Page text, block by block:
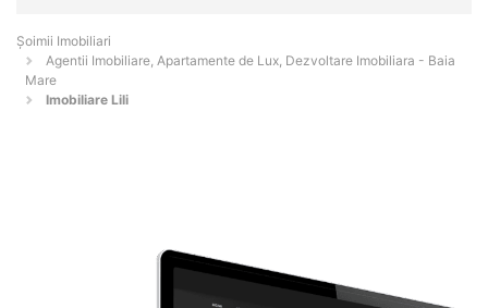
Șoimii Imobiliari
Agentii Imobiliare, Apartamente de Lux, Dezvoltare Imobiliara - Baia
Mare
Imobiliare Lili